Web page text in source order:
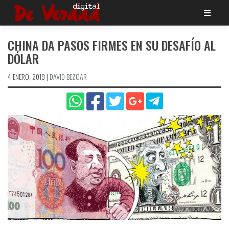
Saltar
CHINA DA PASOS FIRMES EN SU DESAFÍO AL
DÓLAR
4 ENERO, 2019 | DAVID BEZOAR